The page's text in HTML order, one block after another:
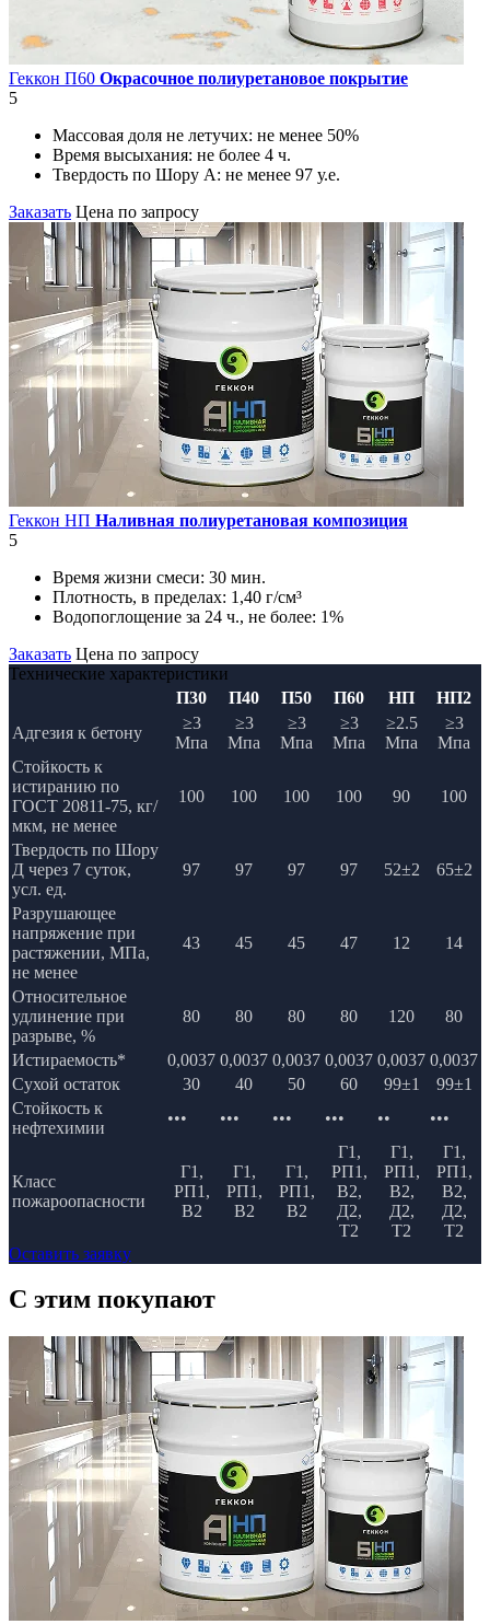
Геккон П60 Окрасочное полиуретановое покрытие
5
Массовая доля не летучих: не менее 50%
Время высыхания: не более 4 ч.
Твердость по Шору А: не менее 97 у.е.
Заказать Цена по запросу
Геккон НП Наливная полиуретановая композиция
5
Время жизни смеси: 30 мин.
Плотность, в пределах: 1,40 г/см³
Водопоглощение за 24 ч., не более: 1%
Заказать Цена по запросу
Технические характеристики
П30
П40 П50 П60 НП
НП2
Адгезия к бетону
≥3
Мпа
≥3
Мпа
≥3
Мпа
≥3
Мпа
≥2.5
Мпа
≥3
Мпа
Стойкость к
истиранию по
ГОСТ 20811-75, кг/
мкм, не менее
100 100 100 100 90 100
Твердость по Шору
Д через 7 суток,
усл. ед.
97 97 97 97 52±2 65±2
Разрушающее
напряжение при
растяжении, МПа,
не менее
43 45 45 47 12 14
Относительное
удлинение при
разрыве, %
80 80 80 80 120 80
Истираемость* 0,0037 0,0037 0,0037 0,0037 0,0037 0,0037
Сухой остаток
30 40 50 60 99±1
99±1
Стойкость к
нефтехимии
••• ••• ••• ••• •• •••
Класс
пожароопасности
Г1,
РП1,
В2
Г1,
РП1,
В2
Г1,
РП1,
В2
Г1,
РП1,
В2,
Д2,
Т2
Г1,
РП1,
В2,
Д2,
Т2
Г1,
РП1,
В2,
Д2,
Т2
Оставить заявку
C этим покупают